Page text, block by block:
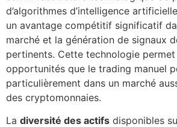
d’algorithmes d’intelligence
un avantage compétitif significatif
marché et la génération de signaux
pertinents. Cette technologie permet
opportunités que le trading manuel
particulièrement dans un marché
des cryptomonnaies.
La diversité des actifs disponibles